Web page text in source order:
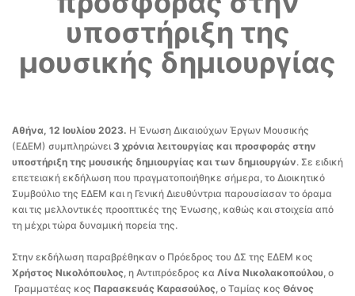
υποστήριξη της
μουσικής δημιουργίας
Αθήνα, 12 Ιουλίου 2023. Η Ένωση Δικαιούχων Έργων Μουσικής
(ΕΔΕΜ) συμπληρώνει 3 χρόνια λειτουργίας και προσφοράς στην
υποστήριξη της μουσικής δημιουργίας και των δημιουργών. Σε ειδική
επετειακή εκδήλωση που πραγματοποιήθηκε σήμερα, το Διοικητικό
Συμβούλιο της ΕΔΕΜ και η Γενική Διευθύντρια παρουσίασαν το όραμα
και τις μελλοντικές προοπτικές της Ένωσης, καθώς και στοιχεία από
τη μέχρι τώρα δυναμική πορεία της.
Στην εκδήλωση παραβρέθηκαν ο Πρόεδρος του ΔΣ της ΕΔΕΜ κος
Χρήστος Νικολόπουλος, η Αντιπρόεδρος κα Λίνα Νικολακοπούλου, ο
Γραμματέας κος Παρασκευάς Καρασούλος, ο Ταμίας κος Θάνος